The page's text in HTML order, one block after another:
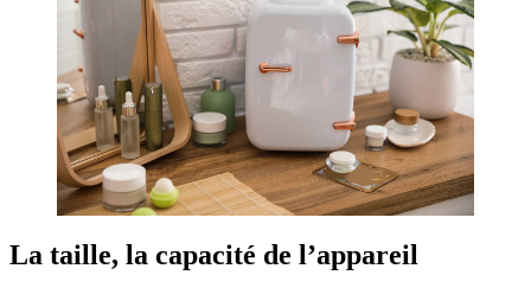
La taille, la capacité de l’appareil